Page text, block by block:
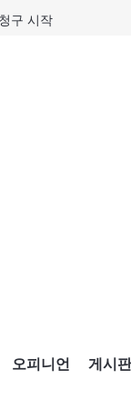
구 시작
오피니언 게시판